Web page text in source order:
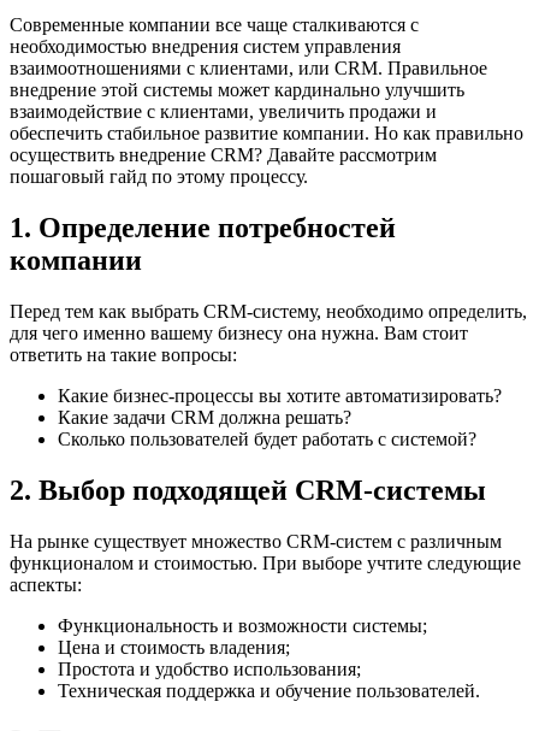
Современные компании все чаще сталкиваются с
необходимостью внедрения систем управления
взаимоотношениями с клиентами, или CRM. Правильное
внедрение этой системы может кардинально улучшить
взаимодействие с клиентами, увеличить продажи и
обеспечить стабильное развитие компании. Но как правильно
осуществить внедрение CRM? Давайте рассмотрим
пошаговый гайд по этому процессу.
1. Определение потребностей
компании
Перед тем как выбрать CRM-систему, необходимо определить,
для чего именно вашему бизнесу она нужна. Вам стоит
ответить на такие вопросы:
Какие бизнес-процессы вы хотите автоматизировать?
Какие задачи CRM должна решать?
Сколько пользователей будет работать с системой?
2. Выбор подходящей CRM-системы
На рынке существует множество CRM-систем с различным
функционалом и стоимостью. При выборе учтите следующие
аспекты:
Функциональность и возможности системы;
Цена и стоимость владения;
Простота и удобство использования;
Техническая поддержка и обучение пользователей.